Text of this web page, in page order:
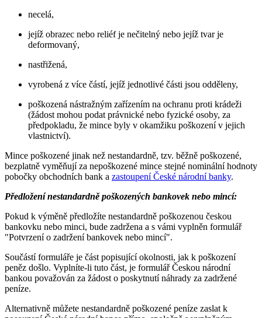
necelá,
jejíž obrazec nebo reliéf je nečitelný nebo jejíž tvar je
deformovaný,
nastřižená,
vyrobená z více částí, jejíž jednotlivé části jsou odděleny,
poškozená nástražným zařízením na ochranu proti krádeži
(žádost mohou podat právnické nebo fyzické osoby, za
předpokladu, že mince byly v okamžiku poškození v jejich
vlastnictví).
Mince poškozené jinak než nestandardně, tzv. běžně poškozené,
bezplatně vyměňují za nepoškozené mince stejné nominální hodnoty
pobočky obchodních bank a zastoupení České národní banky.
Předložení nestandardně poškozených bankovek nebo mincí:
Pokud k výměně předložíte nestandardně poškozenou českou
bankovku nebo minci, bude zadržena a s vámi vyplněn formulář
"Potvrzení o zadržení bankovek nebo mincí".
Součástí formuláře je část popisující okolnosti, jak k poškození
peněz došlo. Vyplníte-li tuto část, je formulář Českou národní
bankou považován za žádost o poskytnutí náhrady za zadržené
peníze.
Alternativně můžete nestandardně poškozené peníze zaslat k